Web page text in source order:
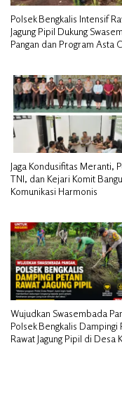
Polsek Bengkalis Intensif
Jagung Pipil Dukung
Pangan dan Program Asta
Jaga Kondusifitas Meranti,
TNI, dan Kejari Komit
Komunikasi Harmonis
Wujudkan Swasembada
Polsek Bengkalis Dampingi
Rawat Jagung Pipil di Desa